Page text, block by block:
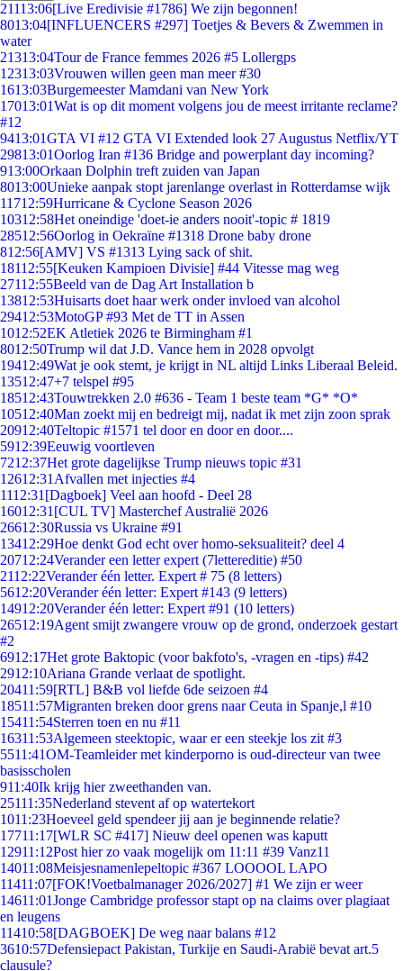
21113:06[Live Eredivisie #1786] We zijn begonnen!
8013:04[INFLUENCERS #297] Toetjes & Bevers & Zwemmen in
water
21313:04Tour de France femmes 2026 #5 Lollergps
12313:03Vrouwen willen geen man meer #30
1613:03Burgemeester Mamdani van New York
17013:01Wat is op dit moment volgens jou de meest irritante reclame?
#12
9413:01GTA VI #12 GTA VI Extended look 27 Augustus Netflix/YT
29813:01Oorlog Iran #136 Bridge and powerplant day incoming?
913:00Orkaan Dolphin treft zuiden van Japan
8013:00Unieke aanpak stopt jarenlange overlast in Rotterdamse wijk
11712:59Hurricane & Cyclone Season 2026
10312:58Het oneindige 'doet-ie anders nooit'-topic # 1819
28512:56Oorlog in Oekraïne #1318 Drone baby drone
812:56[AMV] VS #1313 Lying sack of shit.
18112:55[Keuken Kampioen Divisie] #44 Vitesse mag weg
27112:55Beeld van de Dag Art Installation b
13812:53Huisarts doet haar werk onder invloed van alcohol
29412:53MotoGP #93 Met de TT in Assen
1012:52EK Atletiek 2026 te Birmingham #1
8012:50Trump wil dat J.D. Vance hem in 2028 opvolgt
19412:49Wat je ook stemt, je krijgt in NL altijd Links Liberaal Beleid.
13512:47+7 telspel #95
18512:43Touwtrekken 2.0 #636 - Team 1 beste team *G* *O*
10512:40Man zoekt mij en bedreigt mij, nadat ik met zijn zoon sprak
20912:40Teltopic #1571 tel door en door en door....
5912:39Eeuwig voortleven
7212:37Het grote dagelijkse Trump nieuws topic #31
12612:31 Afvallen met injecties #4
1112:31 [Dagboek] Veel aan hoofd - Deel 28
16012:31 [CUL TV] Masterchef Australië 2026
26612:30Russia vs Ukraine #91
13412:29Hoe denkt God echt over homo-seksualiteit? deel 4
20712:24Verander een letter expert (7lettereditie) #50
2112:22Verander één letter. Expert # 75 (8 letters)
5612:20Verander één letter: Expert #143 (9 letters)
14912:20Verander één letter: Expert #91 (10 letters)
26512:19Agent smijt zwangere vrouw op de grond, onderzoek gestart
#2
6912:17Het grote Baktopic (voor bakfoto's, -vragen en -tips) #42
2912:10Ariana Grande verlaat de spotlight.
20411:59[RTL] B&B vol liefde 6de seizoen #4
18511:57Migranten breken door grens naar Ceuta in Spanje,l #10
15411:54Sterren toen en nu #11
16311:53Algemeen steektopic, waar er een steekje los zit #3
5511:41OM-Teamleider met kinderporno is oud-directeur van twee
basisscholen
911:40Ik krijg hier zweethanden van.
25111:35Nederland stevent af op watertekort
1011:23Hoeveel geld spendeer jij aan je beginnende relatie?
17711:17[WLR SC #417] Nieuw deel openen was kaputt
12911:12Post hier zo vaak mogelijk om 11:11 #39 Vanz11
14011:08Meisjesnamenlepeltopic #367 LOOOOL LAPO
11411:07[FOK!Voetbalmanager 2026/2027] #1 We zijn er weer
14611:01Jonge Cambridge professor stapt op na claims over plagiaat
en leugens
11410:58[DAGBOEK] De weg naar balans #12
3610:57Defensiepact Pakistan, Turkije en Saudi-Arabië bevat art.5
clausule?